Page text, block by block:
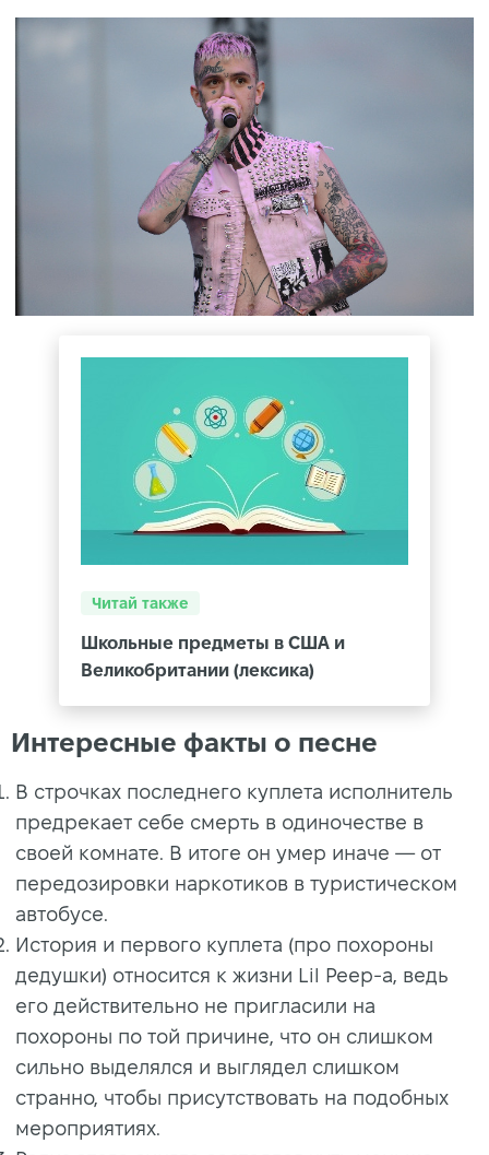
Читай также
Школьные предметы в США и
Великобритании (лексика)
Интересные факты о песне
В строчках последнего куплета исполнитель
предрекает себе смерть в одиночестве в
своей комнате. В итоге он умер иначе — от
передозировки наркотиков в туристическом
автобусе.
История и первого куплета (про похороны
дедушки) относится к жизни Lil Peep-а, ведь
его действительно не пригласили на
похороны по той причине, что он слишком
сильно выделялся и выглядел слишком
странно, чтобы присутствовать на подобных
мероприятиях.